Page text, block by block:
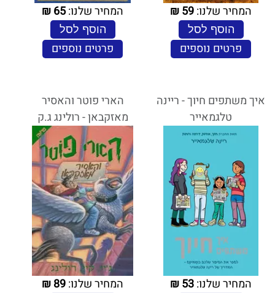
המחיר שלנו:59
₪
הוסף לסל
פרטים נוספים
המחיר שלנו:65
₪
הוסף לסל
פרטים נוספים
איך משתפים חיוך - ריינה
טלגמאייר
המחיר שלנו:53
₪
הארי פוטר והאסיר
מאזקבאן - רולינג ג.ק
המחיר שלנו:89
₪